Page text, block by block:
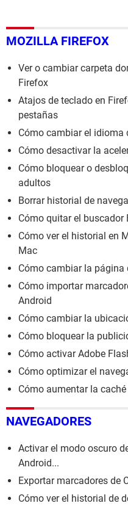
MOZILLA FIREFOX
Ver o cambiar carpeta
Firefox
Atajos de teclado en
pestañas
Cómo cambiar el idioma
Cómo desactivar la
Cómo bloquear o
adultos
Borrar historial de
Cómo quitar el buscador
Cómo ver el historial en
Mac
Cómo cambiar la
Cómo importar
Android
Cómo cambiar la
Cómo bloquear la
Cómo activar Adobe
Cómo optimizar el
Cómo aumentar la
NAVEGADORES
Activar el modo oscuro
Android...
Exportar marcadores de
Cómo ver el historial de